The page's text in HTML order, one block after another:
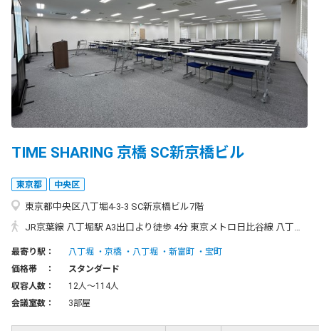
TIME SHARING 京橋 SC新京橋ビル
東京都 中央区
東京都中央区八丁堀4-3-3 SC新京橋ビル7階
JR京葉線 八丁堀駅 A3出口より徒歩 4分 東京メトロ日比谷線 八丁堀駅 A3出口より徒歩 4分 都営浅草線 宝町駅 A1出口より徒歩 4分 東京メトロ銀座線 京橋駅 A2出口より徒歩 6分 東京メトロ有楽町線 新富町駅 A3出口より徒歩 7分 ◆八丁堀駅「A3出口」からのアクセス方法◆ ①A3出口を出て左に曲がり鍛冶橋通りを道のりに進みます。 ②200m程進んだ先にある信号を渡るとセブンイレブンがあり、 セブンイレブンの右手側に「SC新京橋ビル」の入り口がございます。
最寄り駅： 八丁堀 京橋 八丁堀 新富町
宝町
価格帯 ：
スタンダード
収容人数：
12人〜114人
会議室数：
3部屋